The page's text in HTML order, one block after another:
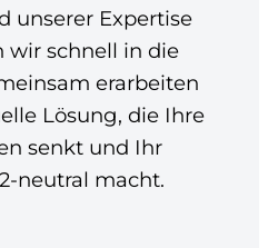
unserer Expertise
wir schnell in die
erarbeiten
Lösung, die Ihre
senkt und Ihr
neutral macht.